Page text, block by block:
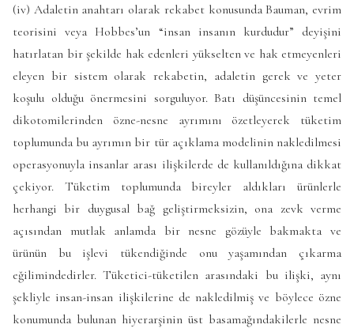
(iv) Adaletin anahtarı olarak rekabet konusunda Bauman, evrim
teorisini veya Hobbes’un “insan insanın kurdudur” deyişini
hatırlatan bir şekilde hak edenleri yükselten ve hak etmeyenleri
eleyen bir sistem olarak rekabetin, adaletin gerek ve yeter
koşulu olduğu önermesini sorguluyor. Batı düşüncesinin temel
dikotomilerinden özne-nesne ayrımını özetleyerek tüketim
toplumunda bu ayrımın bir tür açıklama modelinin nakledilmesi
operasyonuyla insanlar arası ilişkilerde de kullanıldığına dikkat
çekiyor. Tüketim toplumunda bireyler aldıkları ürünlerle
herhangi bir duygusal bağ geliştirmeksizin, ona zevk verme
açısından mutlak anlamda bir nesne gözüyle bakmakta ve
ürünün bu işlevi tükendiğinde onu yaşamından çıkarma
eğilimindedirler. Tüketici-tüketilen arasındaki bu ilişki, aynı
şekliyle insan-insan ilişkilerine de nakledilmiş ve böylece özne
konumunda bulunan hiyerarşinin üst basamağındakilerle nesne